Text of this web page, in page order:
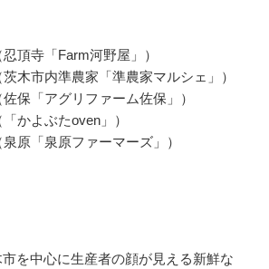
頂寺「Farm河野屋」）
木市内準農家「準農家マルシェ」）
保「アグリファーム佐保」）
かよぶたoven」）
原「泉原ファーマーズ」）
を中心に生産者の顔が見える新鮮な